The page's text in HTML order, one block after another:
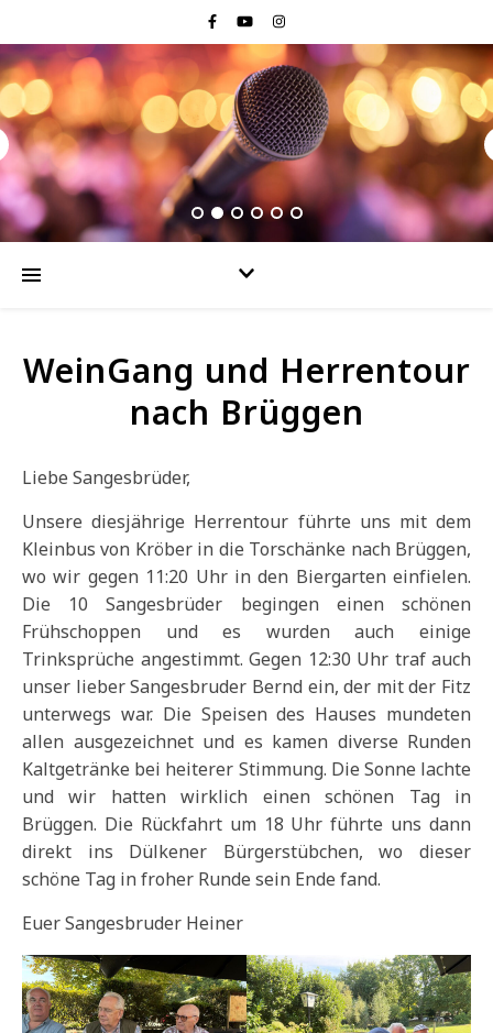
WeinGang und Herrentour
nach Brüggen
Liebe Sangesbrüder,
Unsere diesjährige Herrentour führte uns mit dem
Kleinbus von Kröber in die Torschänke nach Brüggen,
wo wir gegen 11:20 Uhr in den Biergarten einfielen.
Die 10 Sangesbrüder begingen einen schönen
Frühschoppen und es wurden auch einige
Trinksprüche angestimmt. Gegen 12:30 Uhr traf auch
unser lieber Sangesbruder Bernd ein, der mit der Fitz
unterwegs war. Die Speisen des Hauses mundeten
allen ausgezeichnet und es kamen diverse Runden
Kaltgetränke bei heiterer Stimmung. Die Sonne lachte
und wir hatten wirklich einen schönen Tag in
Brüggen. Die Rückfahrt um 18 Uhr führte uns dann
direkt ins Dülkener Bürgerstübchen, wo dieser
schöne Tag in froher Runde sein Ende fand.
Euer Sangesbruder Heiner